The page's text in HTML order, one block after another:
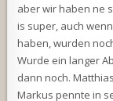
aber wir haben ne
is super, auch
haben, wurden
Wurde ein langer
dann noch.
Markus pennte in